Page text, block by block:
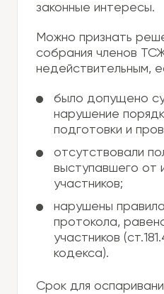
законные интересы.
Можно признать
собрания членов
недействительным,
было допущено
нарушение
подготовки и
отсутствовали
выступавшего от
участников;
нарушены
протокола,
участников
кодекса).
Срок для